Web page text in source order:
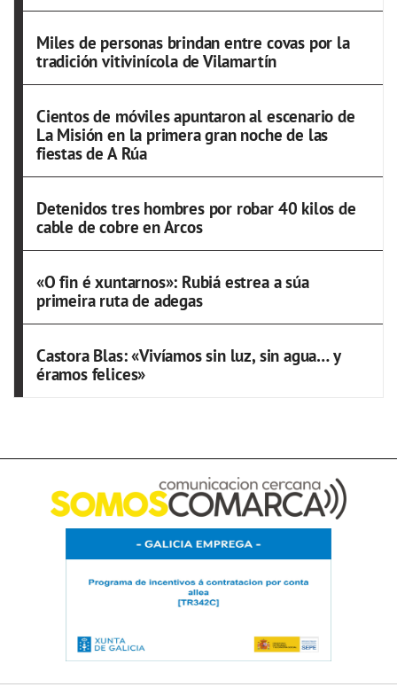
Miles de personas brindan entre covas por la
tradición vitivinícola de Vilamartín
Cientos de móviles apuntaron al escenario de
La Misión en la primera gran noche de las
fiestas de A Rúa
Detenidos tres hombres por robar 40 kilos de
cable de cobre en Arcos
«O fin é xuntarnos»: Rubiá estrea a súa
primeira ruta de adegas
Castora Blas: «Vivíamos sin luz, sin agua… y
éramos felices»